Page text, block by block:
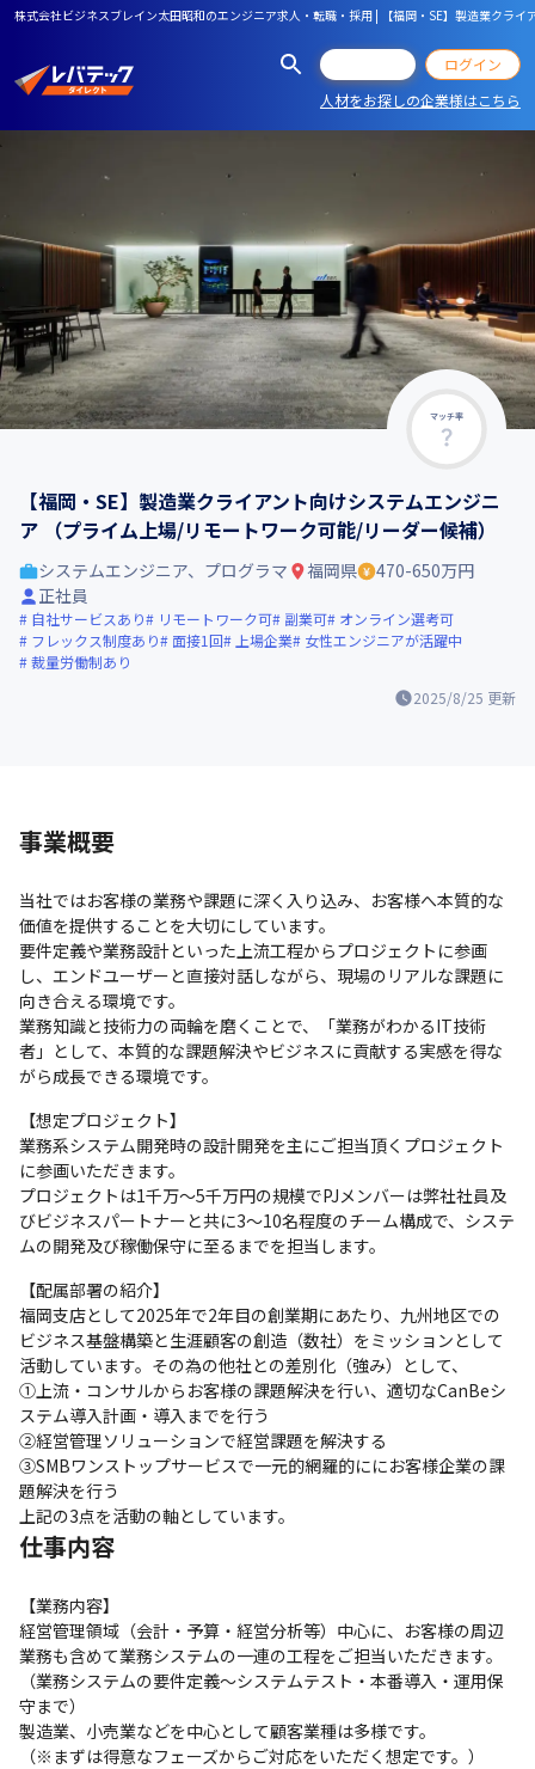
株式会社ビジネスブレイン太田昭和のエンジニア求人・転職・採用 | 【福岡・SE】製造業クラ
ログイン
人材をお探しの企業様はこちら
マッチ率
【福岡・SE】製造業クライアント向けシステムエンジニ
ア （プライム上場/リモートワーク可能/リーダー候補）
2025/8/25 更新
システムエンジニア、プログラマ 福岡県
470-650万円
正社員
自社サービスあり リモートワーク可 副業可
オンライン選考可
フレックス制度あり
面接1回 上場企業
女性エンジニアが活躍中
裁量労働制あり
事業概要
当社ではお客様の業務や課題に深く入り込み、お客様へ本質的な
価値を提供することを大切にしています。
要件定義や業務設計といった上流工程からプロジェクトに参画
し、エンドユーザーと直接対話しながら、現場のリアルな課題に
向き合える環境です。
業務知識と技術力の両輪を磨くことで、「業務がわかるIT技術
者」として、本質的な課題解決やビジネスに貢献する実感を得な
がら成長できる環境です。
【想定プロジェクト】
業務系システム開発時の設計開発を主にご担当頂くプロジェクト
に参画いただきます。
プロジェクトは1千万～5千万円の規模でPJメンバーは弊社社員及
びビジネスパートナーと共に3～10名程度のチーム構成で、システ
ムの開発及び稼働保守に至るまでを担当します。
【配属部署の紹介】
福岡支店として2025年で2年目の創業期にあたり、九州地区での
ビジネス基盤構築と生涯顧客の創造（数社）をミッションとして
活動しています。その為の他社との差別化（強み）として、
①上流・コンサルからお客様の課題解決を行い、適切なCanBeシ
ステム導入計画・導入までを行う
②経営管理ソリューションで経営課題を解決する
③SMBワンストップサービスで一元的網羅的ににお客様企業の課
題解決を行う
上記の3点を活動の軸としています。
仕事内容
【業務内容】
経営管理領域（会計・予算・経営分析等）中心に、お客様の周辺
業務も含めて業務システムの一連の工程をご担当いただきます。
（業務システムの要件定義～システムテスト・本番導入・運用保
守まで）
製造業、小売業などを中心として顧客業種は多様です。
（※まずは得意なフェーズからご対応をいただく想定です。）